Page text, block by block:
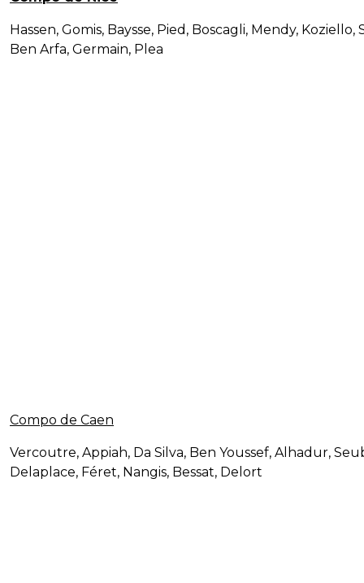
Hassen, Gomis, Baysse, Pied, Boscagli, Mendy, Koziello,
Ben Arfa, Germain, Plea
Compo de Caen
Vercoutre, Appiah, Da Silva, Ben Youssef, Alhadur,
Delaplace, Féret, Nangis, Bessat, Delort